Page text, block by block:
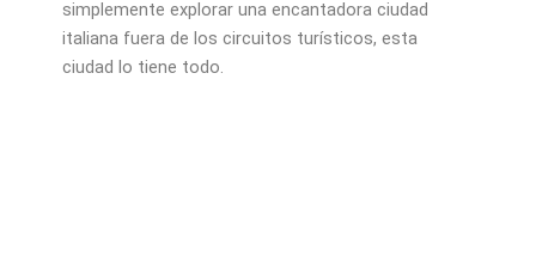
simplemente explorar una encantadora ciudad
italiana fuera de los circuitos turísticos, esta
ciudad lo tiene todo.